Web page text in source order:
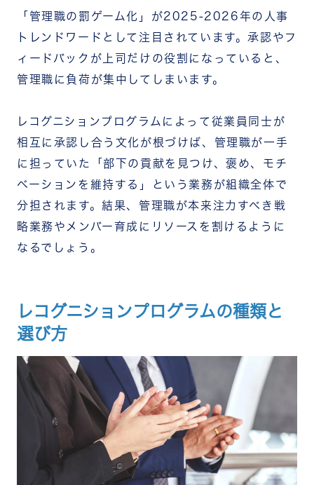
「管理職の罰ゲーム化」が2025-2026年の人事
トレンドワードとして注目されています。承認やフ
ィードバックが上司だけの役割になっていると、
管理職に負荷が集中してしまいます。
レコグニションプログラムによって従業員同士が
相互に承認し合う文化が根づけば、管理職が一手
に担っていた「部下の貢献を見つけ、褒め、モチ
ベーションを維持する」という業務が組織全体で
分担されます。結果、管理職が本来注力すべき戦
略業務やメンバー育成にリソースを割けるように
なるでしょう。
レコグニションプログラムの種類と
選び方